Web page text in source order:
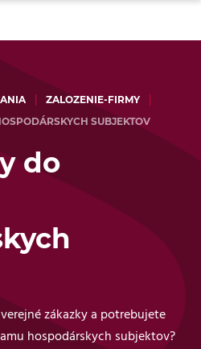
ZALOZENIE-FIRMY
SUBJEKTOV
do
zákazky a potrebujete
hospodárskych subjektov?